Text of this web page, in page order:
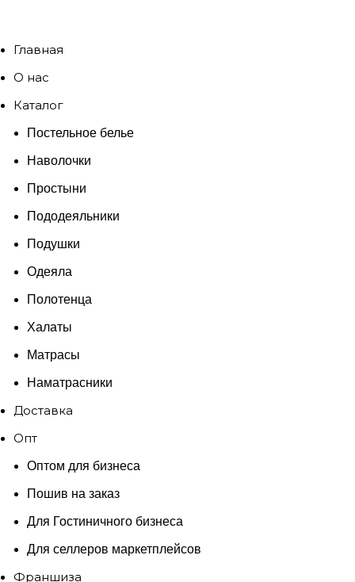
Главная
О нас
Каталог
Постельное белье
Наволочки
Простыни
Пододеяльники
Подушки
Одеяла
Полотенца
Халаты
Матрасы
Наматрасники
Доставка
Опт
Оптом для бизнеса
Пошив на заказ
Для Гостиничного бизнеса
Для селлеров маркетплейсов
Франшиза